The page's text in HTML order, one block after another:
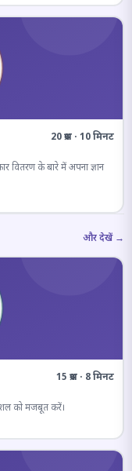
20 प्रश्न · 10 मिनट
वितरण के बारे में अपना ज्ञान
और देखें →
15 प्रश्न · 8 मिनट
को मजबूत करें।